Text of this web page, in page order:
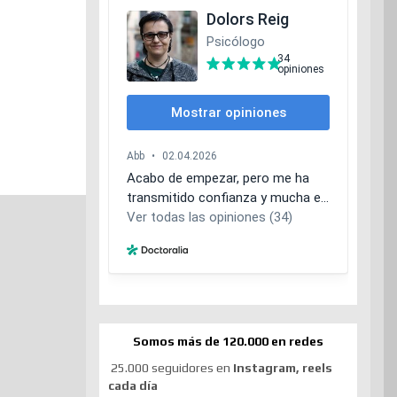
Somos más de 120.000 en redes
25.000 seguidores en Instagram, reels
cada día